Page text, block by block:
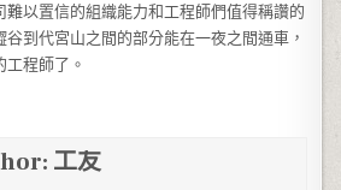
難以置信的組織能力和工程師們值得稱讚的
到代宮山之間的部分能在一夜之間通車，
工程師了。
工友